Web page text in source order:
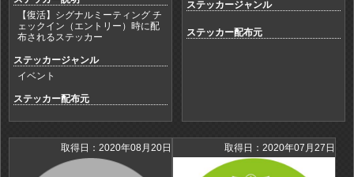
【復活】シグナルミーティング チ
ェックイン（エントリー）時に配
布されるステッカー
ステッカージャンル
イベント
ステッカー配布元
ステッカージャンル
ステッカー配布元
取得日：2020年08月20日 取得日：2020年07月27日